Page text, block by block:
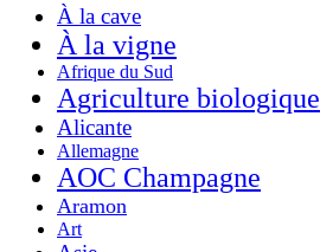
À la cave
À la vigne
Afrique du Sud
Agriculture biologique
Alicante
Allemagne
AOC Champagne
Aramon
Art